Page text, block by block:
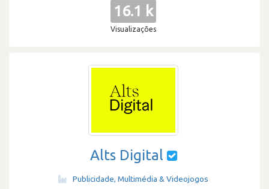
16.1 k
Visualizações
Alts Digital
Publicidade, Multimédia & Videojogos